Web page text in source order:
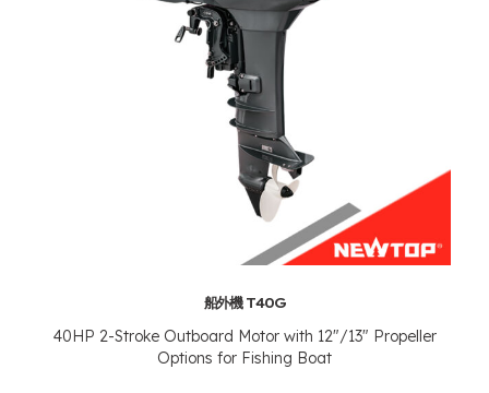
船外機 T40G
40HP 2-Stroke Outboard Motor with 12"/13" Propeller
Options for Fishing Boat